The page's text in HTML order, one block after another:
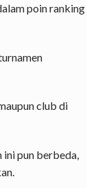
poin ranking
club di
pun berbeda,